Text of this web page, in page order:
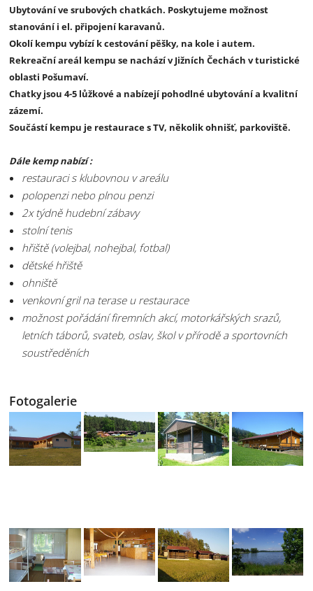
Ubytování ve srubových chatkách. Poskytujeme možnost
stanování i el. připojení karavanů.
Okolí kempu vybízí k cestování pěšky, na kole i autem.
Rekreační areál kempu se nachází v Jižních Čechách v turistické
oblasti Pošumaví.
Chatky jsou 4-5 lůžkové a nabízejí pohodlné ubytování a kvalitní
zázemí.
Součástí kempu je restaurace s TV, několik ohnišť, parkoviště.
Dále kemp nabízí :
restauraci s klubovnou v areálu
polopenzi nebo plnou penzi
2x týdně hudební zábavy
stolní tenis
hřiště (volejbal, nohejbal, fotbal)
dětské hřiště
ohniště
venkovní gril na terase u restaurace
možnost pořádání firemních akcí, motorkářských srazů,
letních táborů, svateb, oslav, škol v přírodě a sportovních
soustředěních
Fotogalerie